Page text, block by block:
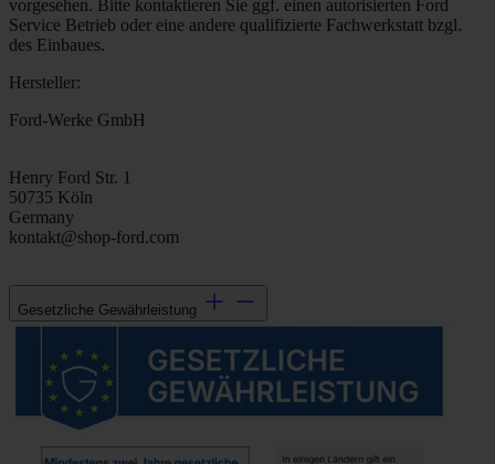
vorgesehen. Bitte kontaktieren Sie ggf. einen autorisierten Ford
Service Betrieb oder eine andere qualifizierte Fachwerkstatt bzgl.
des Einbaues.
Hersteller:
Ford-Werke GmbH
Henry Ford Str. 1
50735 Köln
Germany
kontakt@shop-ford.com
Gesetzliche Gewährleistung